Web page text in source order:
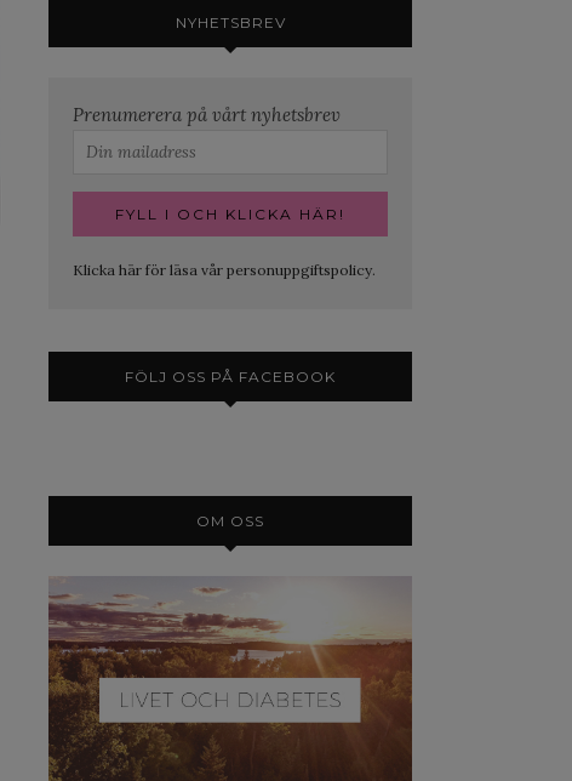
NYHETSBREV
Prenumerera på vårt nyhetsbrev
Klicka här för läsa vår personuppgiftspolicy.
FÖLJ OSS PÅ FACEBOOK
OM OSS